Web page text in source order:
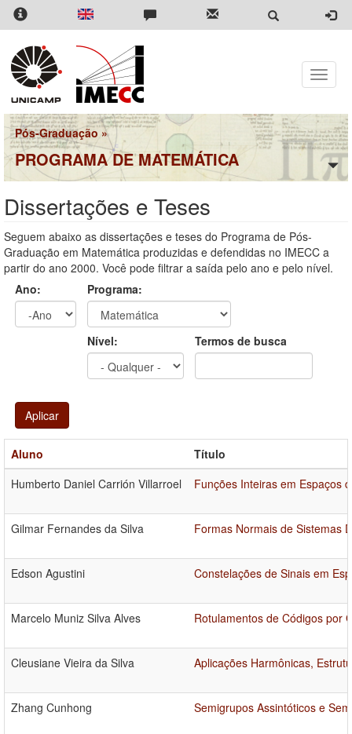
Pular
para
conteúdo
principal
Toggle
Pós-Graduação »
PROGRAMA DE MATEMÁTICA
Dissertações e Teses
Seguem abaixo as dissertações e teses do Programa de Pós-
Graduação em Matemática produzidas e defendidas no IMECC a
partir do ano 2000. Você pode filtrar a saída pelo ano e pelo nível.
Ano:
Programa:
Nível: Termos de busca
Aplicar
Aluno
Título
Humberto Daniel Carrión Villarroel
Funções Inteiras em Espaços
Gilmar Fernandes da Silva Formas Normais de Sistemas
Edson Agustini Constelações de Sinais em
Marcelo Muniz Silva Alves Rotulamentos de Códigos por
Cleusiane Vieira da Silva Aplicações Harmônicas,
Zhang Cunhong Semigrupos Assintóticos e